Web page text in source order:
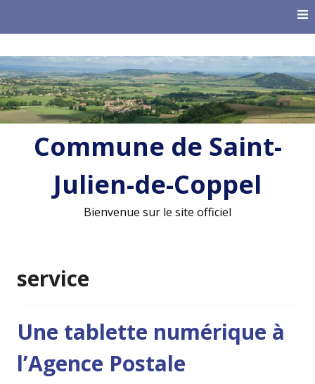
Commune de Saint-
Julien-de-Coppel
Bienvenue sur le site officiel
service
Une tablette numérique à
l’Agence Postale